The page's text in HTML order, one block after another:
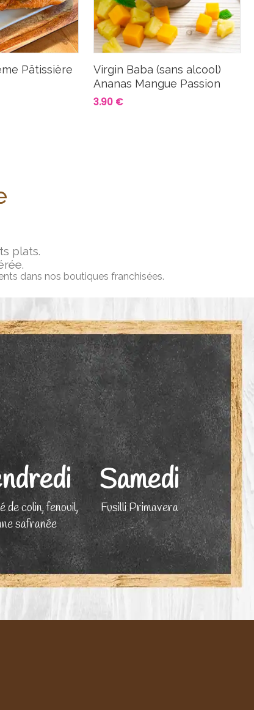
Pâtissière
Virgin Baba (sans alcool)
Ananas Mangue Passion
3.90 €
plats.
dans nos boutiques franchisées.
de colin, fenouil,
safranée
Samedi
Fusilli Primavera